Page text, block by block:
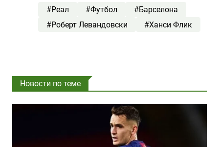
#Реал #Футбол
#Барселона
#Роберт Левандовски
#Ханси Флик
Новости по теме